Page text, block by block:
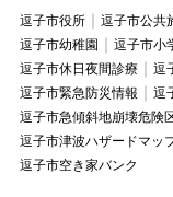
逗子市役所 逗子市公共
逗子市幼稚園
逗子市小
逗子市休日夜間診療
逗
逗子市緊急防災情報
逗
逗子市急傾斜地崩壊危険
逗子市津波ハザードマッ
逗子市空き家バンク